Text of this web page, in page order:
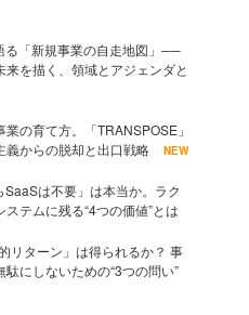
る「新規事業の自走地図」──
来を描く、領域とアジェンダと
の育て方。「TRANSPOSE」
義からの脱却と出口戦略
NEW
SaaSは不要」は本当か。ラク
ステムに残る“4つの価値”とは
リターン」は得られるか？ 事
にしないための“3つの問い”